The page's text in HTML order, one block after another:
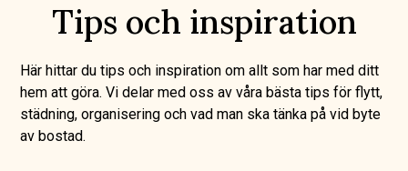
Tips och inspiration
Här hittar du tips och inspiration om allt som har med ditt
hem att göra. Vi delar med oss av våra bästa tips för flytt,
städning, organisering och vad man ska tänka på vid byte
av bostad.